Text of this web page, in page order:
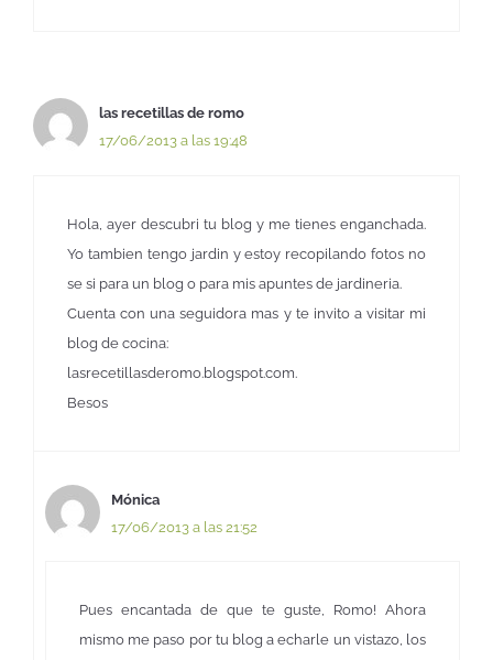
las recetillas de romo
17/06/2013 a las 19:48
Hola, ayer descubri tu blog y me tienes enganchada.
Yo tambien tengo jardin y estoy recopilando fotos no
se si para un blog o para mis apuntes de jardineria.
Cuenta con una seguidora mas y te invito a visitar mi
blog de cocina:
lasrecetillasderomo.blogspot.com.
Besos
Mónica
17/06/2013 a las 21:52
Pues encantada de que te guste, Romo! Ahora
mismo me paso por tu blog a echarle un vistazo, los